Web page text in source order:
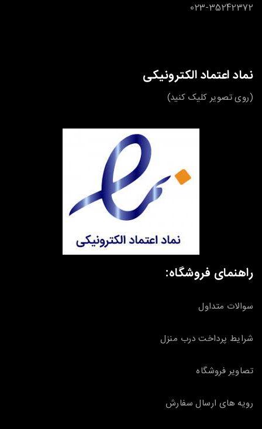
023-35242372
نماد اعتماد الکترونیکی
(روی تصویر کلیک کنید)
راهنمای فروشگاه:
سوالات متداول
شرایط پرداخت درب منزل
تصاویر فروشگاه
رویه های ارسال سفارش